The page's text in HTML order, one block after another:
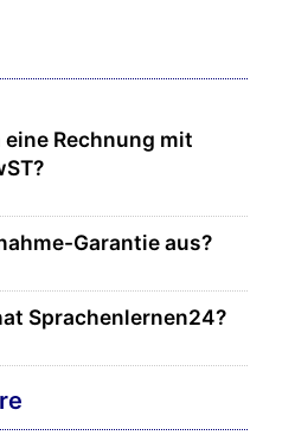
Rechnung mit
Garantie aus?
Sprachenlernen24?